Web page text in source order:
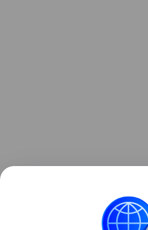
Ранее "РГ" рассказывала о
электромобили пользуются